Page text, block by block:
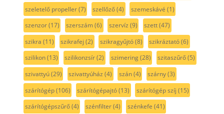
szeletelő propeller(7) szellőző(4) szemeskávé (1)
szenzor(17) szerszám(6) szervíz (9) szett(47)
szikra (11) szikrafej (2) szikragyűjtó(8) szikráztató(6)
szilikon(13) szilikonzsír(2) szimering(28) szitaszűrő(5)
szivattyú(29) szivattyúház (4) szán(4) szárny(3)
szárítógép(106) szárítógépajtó(13) szárítógép szíj (15)
szárítógépszűrő(4) szénfilter(4) szénkefe (41)